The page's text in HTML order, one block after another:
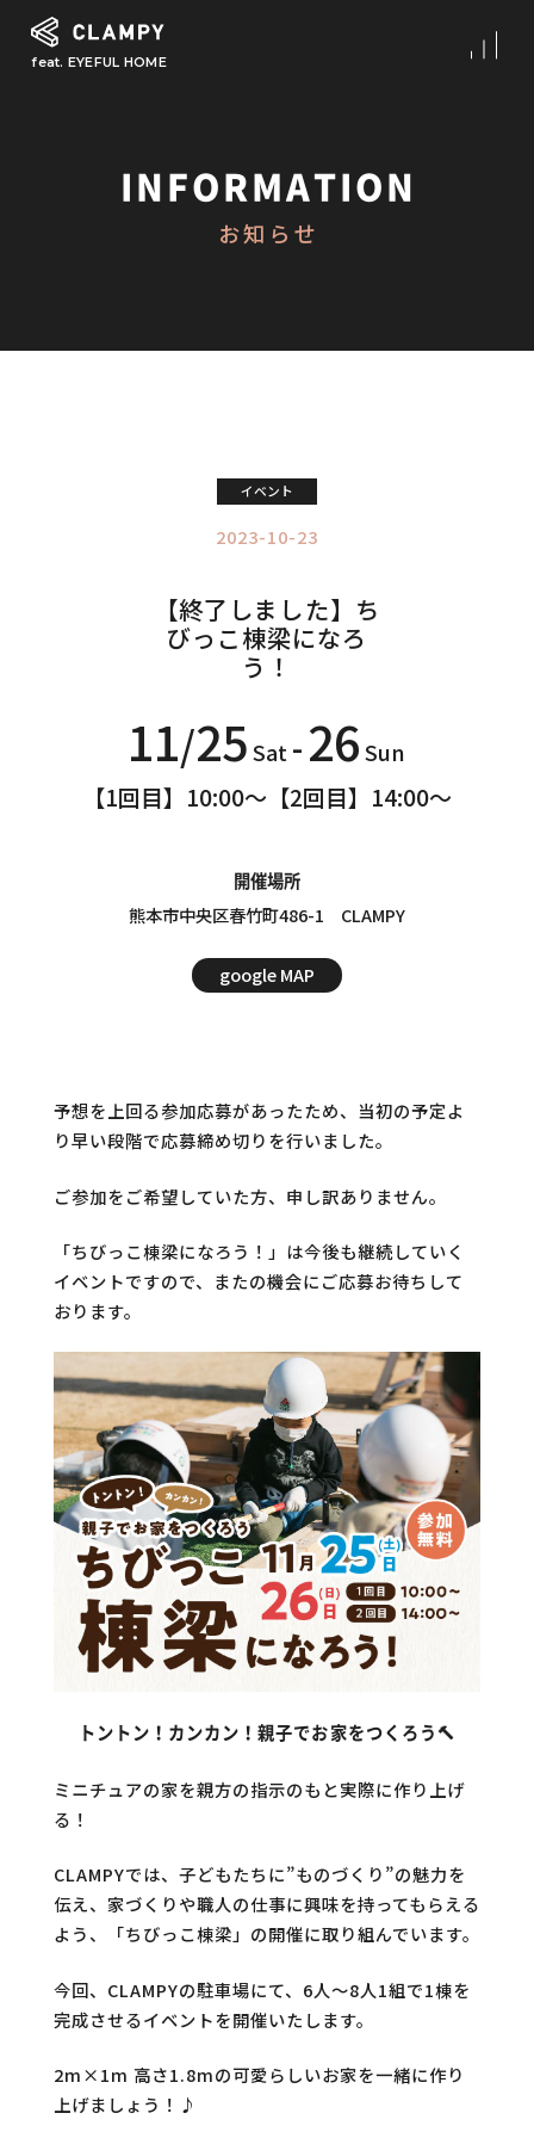
feat. EYEFUL HOME
Our Works
リフォーム・リノベーション
Information
INFORMATION
お知らせ
イベント
2023-10-23
【終了しました】ち
びっこ棟梁になろ
う！
11/25 Sat -26 Sun
【1回目】10:00～【2回目】14:00～
開催場所
熊本市中央区春竹町486-1 CLAMPY
google MAP
予想を上回る参加応募があったため、当初の予定よ
り早い段階で応募締め切りを行いました。
ご参加をご希望していた方、申し訳ありません。
「ちびっこ棟梁になろう！」は今後も継続していく
イベントですので、またの機会にご応募お待ちして
おります。
トントン！カンカン！親子でお家をつくろう🔨
ミニチュアの家を親方の指示のもと実際に作り上げ
る！
CLAMPYでは、子どもたちに”ものづくり”の魅力を
伝え、家づくりや職人の仕事に興味を持ってもらえる
よう、「ちびっこ棟梁」の開催に取り組んでいます。
今回、CLAMPYの駐車場にて、6人～8人1組で1棟を
完成させるイベントを開催いたします。
2m×1m 高さ1.8mの可愛らしいお家を一緒に作り
上げましょう！♪